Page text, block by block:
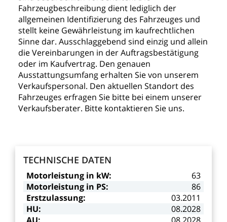
Fahrzeugbeschreibung dient lediglich der
allgemeinen Identifizierung des Fahrzeuges und
stellt keine Gewährleistung im kaufrechtlichen
Sinne dar. Ausschlaggebend sind einzig und allein
dieVereinbarungen in derAuftragsbestätigung
oder im Kaufvertrag. Den genauen
Ausstattungsumfang erhalten Sievon unserem
Verkaufspersonal. Den aktuellen Standort des
Fahrzeuges erfragen Sie bitte bei einem unserer
Verkaufsberater. Bitte kontaktieren Sie uns.
TECHNISCHE DATEN
Motorleistung in kW:
63
Motorleistung in PS:
86
Erstzulassung:
03.2011
HU:
08.2028